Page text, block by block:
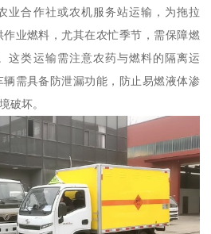
业合作社或农机服务站运输，为拖拉
业燃料，尤其在农忙季节，需保障燃
这类运输需注意农药与燃料的隔离运
需具备防泄漏功能，防止易燃液体渗
破坏。​